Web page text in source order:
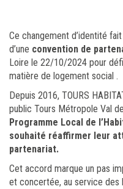
Ce changement d’identité
d’une convention de
Loire le 22/10/2024 pour
matière de logement social .
Depuis 2016, TOURS
public Tours Métropole Val
Programme Local de
souhaité réaffirmer leur
partenariat.
Cet accord marque un pas
et concertée, au service des